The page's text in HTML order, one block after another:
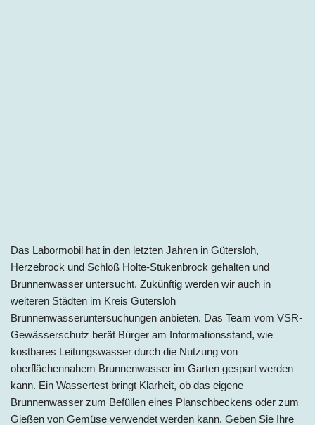
Das Labormobil hat in den letzten Jahren in Gütersloh,
Herzebrock und Schloß Holte-Stukenbrock gehalten und
Brunnenwasser untersucht. Zukünftig werden wir auch in
weiteren Städten im Kreis Gütersloh
Brunnenwasseruntersuchungen anbieten. Das Team vom VSR-
Gewässerschutz berät Bürger am Informationsstand, wie
kostbares Leitungswasser durch die Nutzung von
oberflächennahem Brunnenwasser im Garten gespart werden
kann. Ein Wassertest bringt Klarheit, ob das eigene
Brunnenwasser zum Befüllen eines Planschbeckens oder zum
Gießen von Gemüse verwendet werden kann. Geben Sie Ihre